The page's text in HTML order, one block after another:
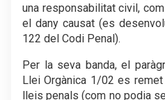
una responsabilitat civil,
el dany causat (es
122 del Codi Penal).
Per la seva banda, el
Llei Orgànica 1/02 es
lleis penals (com no podia